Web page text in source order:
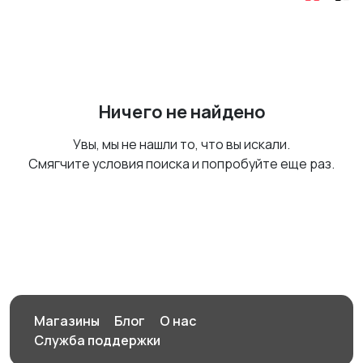
Ничего не найдено
Увы, мы не нашли то, что вы искали.
Смягчите условия поиска и попробуйте еще раз.
Магазины Блог
О нас
Служба поддержки